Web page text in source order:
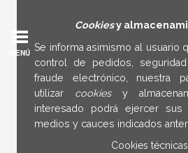
Cookiesy
Se informa asimismo al usuario
control de pedidos,
fraude electrónico, nuestra
utilizar cookies y
interesado podrá ejercer
medios y cauces indicados
Cookies
MENÚ